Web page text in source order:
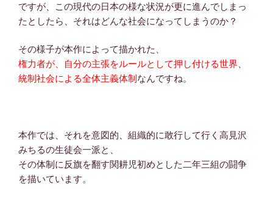
ですが、この現代の日本の様な状況が更に進んでしまっ
たとしたら、それはどんな社会になってしまうのか？
その様子が本作によって描かれた、
権力者が、自分の主張をルールとして押し付ける世界
統制社会による全体主義体制 なんですね。
本作では、それを意図的、組織的に敢行して行く高見沢
みちるの生徒会一派と、
その体制に反旗を翻す関耕児初めとした二年三組の闘争
を描いています。